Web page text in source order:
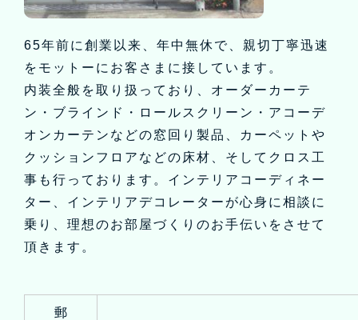
65年前に創業以来、年中無休で、親切丁寧迅速
をモットーにお客さまに接しています。
内装全般を取り扱っており、オーダーカーテ
ン・ブラインド・ロールスクリーン・アコーデ
オンカーテンなどの窓回り製品、カーペットや
クッションフロアなどの床材、そしてクロス工
事も行っております。インテリアコーディネー
ター、インテリアデコレーターが心身に相談に
乗り、理想のお部屋づくりのお手伝いをさせて
頂きます。
郵